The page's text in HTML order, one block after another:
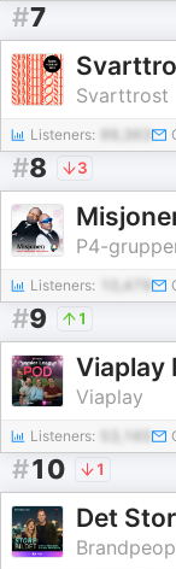
#7
Svarttrost
Listeners:
#8 3
P4-
Listeners: 10,479
#9 1
Viaplay
Viaplay
Listeners:
#10 1
Det